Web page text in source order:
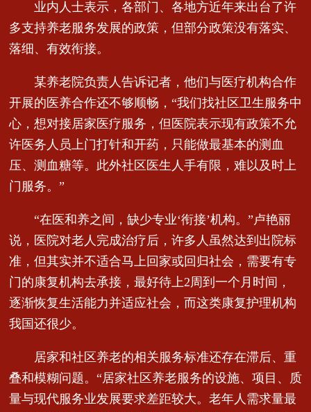
业内人士表示，各部门、各地方近年来出台了许
多支持养老服务发展的政策，但部分政策没有落实、
落细、有效衔接。
某养老院负责人告诉记者，他们与医疗机构合作
开展的医养合作还不够顺畅，“我们找社区卫生服务中
心，想对接居家医疗服务，但医院表示现有政策不允
许医务人员上门打针和开药，只能做最基本的测血
压、测血糖等。此外社区医生人手有限，难以及时上
门服务。”
“在医和养之间，缺少专业‘衔接’机构。”卢艳丽
说，医院对老人完成治疗后，许多人虽然达到出院标
准，但其实并不适合马上回家或回归社会，需要有专
门的康复机构去承接，最好待上2周到一个月时间，
逐渐恢复生活能力并适应社会，而这类康复护理机构
我国还很少。
居家和社区养老的相关服务标准还存在滞后、重
叠和模糊问题。“居家社区养老服务的设施、项目、质
量与现代服务业发展要求差距较大。老年人需求量最